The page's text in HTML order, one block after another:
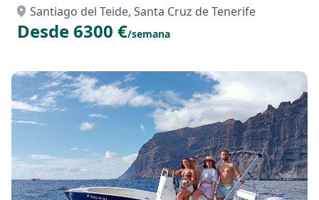
Santiago del Teide, Santa Cruz de Tenerife
Desde 6300 €/semana